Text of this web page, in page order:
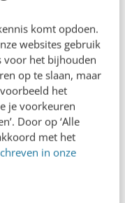
komt opdoen.
websites gebruik
voor het bijhouden
op te slaan, maar
het
je voorkeuren
Door op ‘Alle
met het
in onze
er
die bijdragen
we naar de
kanalen.
een
mag een
de score